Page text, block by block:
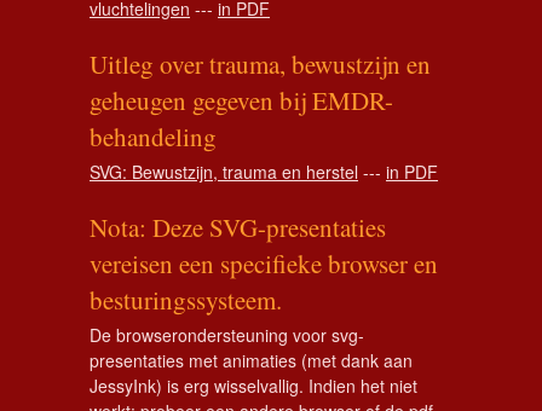
vluchtelingen --- in PDF
Uitleg over trauma, bewustzijn en
geheugen gegeven bij EMDR-
behandeling
SVG: Bewustzijn, trauma en herstel --- in PDF
Nota: Deze SVG-presentaties
vereisen een specifieke browser en
besturingssysteem.
De browserondersteuning voor svg-
presentaties met animaties (met dank aan
JessyInk) is erg wisselvallig. Indien het niet